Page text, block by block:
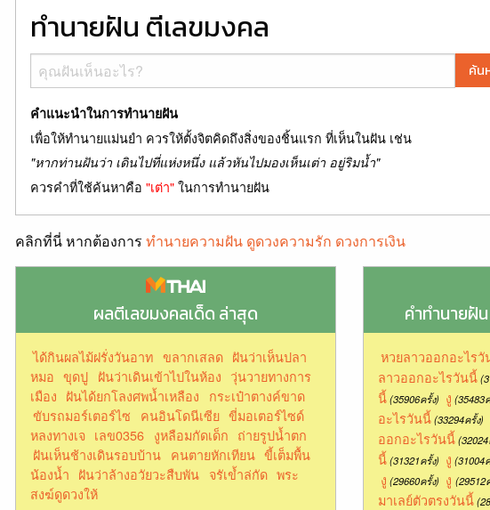
ทำนายฝัน ตีเลขมงคล
ค้น
คำแนะนำในการทำนายฝัน
เพื่อให้ทำนายแม่นยำ ควรให้ตั้งจิตคิดถึงสิ่งของชิ้นแรก ที่เห็นในฝัน เช่น
"หากท่านฝันว่า เดินไปที่แห่งหนึ่ง แล้วหันไปมองเห็นเต่า อยู่ริมน้ำ"
ควรคำที่ใช้ค้นหาคือ "เต่า"ในการทำนายฝัน
คลิกที่นี่ หากต้องการ ทำนายความฝัน ดูดวงความรัก ดวงการเงิน
ผลตีเลขมงคลเด็ด ล่าสุด
ได้กินผลไม้ฝรั่งวันอาท ขลากเสลด ฝันว่าเห็นปลา
หมอ ขุดปู ฝันว่าเดินเข้าไปในห้อง วุ่นวายทางการ
เมือง ฝันได้ยกโลงศพน้ำเหลือง
กระเป๋าตางค์ขาด
ขับรถมอร์เตอร์ไซ
คนอินโดนีเซีย ขี่มอเตอร์ไซด์
หลงทางเจ เลข0356 งูหลือมกัดเด็ก ถ่ายรูปน้ำตก
ฝันเห็นช้างเดินรอบบ้าน คนตายหักเทียน ขี้เต็มพื้น
น้องน้ำ ฝันว่าล้างอวัยวะสืบพัน จรัเข้ำล่กัด พระ
สงฆ์ดูดวงให้
คำทำนายฝั
หวยลาวออกอะไร
ลาวออกอะไรวันนี้
นี้(35906ครั้ง) งู (35483
อะไรวันนี้(33294ครั้ง)
ออกอะไรวันนี้
นี้(31321ครั้ง) งู (31004
งู (29660ครั้ง) งู (29512
มาเลย์ตัวตรงวันนี้